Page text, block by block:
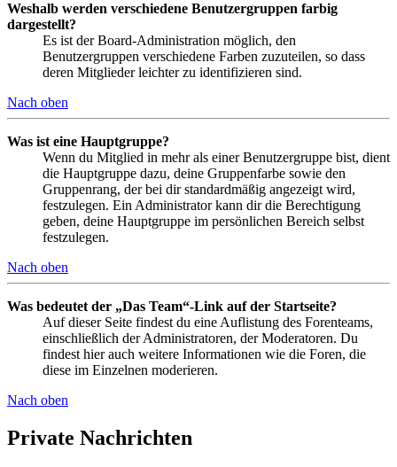
Weshalb werden verschiedene Benutzergruppen farbig
dargestellt?
Es ist der Board-Administration möglich, den
Benutzergruppen verschiedene Farben zuzuteilen, so dass
deren Mitglieder leichter zu identifizieren sind.
Nach oben
Was ist eine Hauptgruppe?
Wenn du Mitglied in mehr als einer Benutzergruppe bist, dient
die Hauptgruppe dazu, deine Gruppenfarbe sowie den
Gruppenrang, der bei dir standardmäßig angezeigt wird,
festzulegen. Ein Administrator kann dir die Berechtigung
geben, deine Hauptgruppe im persönlichen Bereich selbst
festzulegen.
Nach oben
Was bedeutet der „Das Team“-Link auf der Startseite?
Auf dieser Seite findest du eine Auflistung des Forenteams,
einschließlich der Administratoren, der Moderatoren. Du
findest hier auch weitere Informationen wie die Foren, die
diese im Einzelnen moderieren.
Nach oben
Private Nachrichten